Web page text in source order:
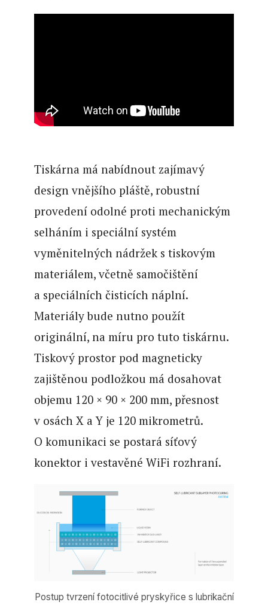
Tiskárna má nabídnout zajímavý
design vnějšího pláště, robustní
provedení odolné proti mechanickým
selháním i speciální systém
vyměnitelných nádržek s tiskovým
materiálem, včetně samočištění
a speciálních čisticích náplní.
Materiály bude nutno použít
originální, na míru pro tuto tiskárnu.
Tiskový prostor pod magneticky
zajištěnou podložkou má dosahovat
objemu 120 × 90 × 200 mm, přesnost
v osách X a Y je 120 mikrometrů.
O komunikaci se postará síťový
konektor i vestavěné WiFi rozhraní.
Postup tvrzení fotocitlivé pryskyřice s lubrikační